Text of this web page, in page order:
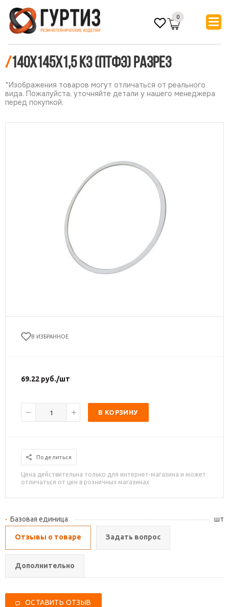
0
/140х145х1,5 КЗ (ПТФЭ) РАЗРЕЗ
*Изображения товаров могут отличаться от реального
вида. Пожалуйста, уточняйте детали у нашего менеджера
перед покупкой.
В ИЗБРАННОЕ
69.22 руб./шт
В КОРЗИНУ
Поделиться
Цена действительна только для интернет-магазина и может
отличаться от цен в розничных магазинах
Базовая единица шт
Отзывы о товаре Задать вопрос
Дополнительно
ОСТАВИТЬ ОТЗЫВ